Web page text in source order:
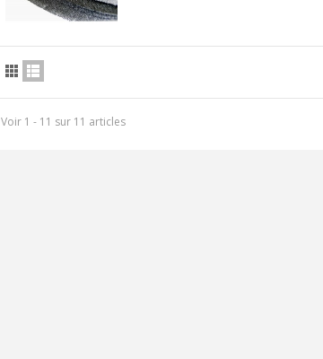
Voir 1 - 11 sur 11 articles